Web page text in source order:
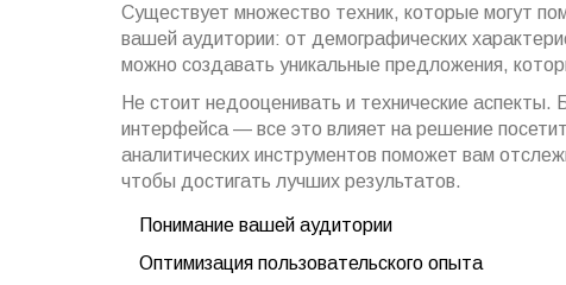
Существует множество техник, которые могут
вашей аудитории: от демографических
можно создавать уникальные предложения,
Не стоит недооценивать и технические
интерфейса — все это влияет на решение
аналитических инструментов поможет вам
чтобы достигать лучших результатов.
Понимание вашей аудитории
Оптимизация пользовательского опыта